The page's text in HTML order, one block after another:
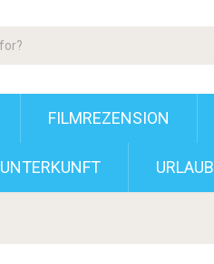
FILMREZENSION
UNTERKUNFT URLAUB